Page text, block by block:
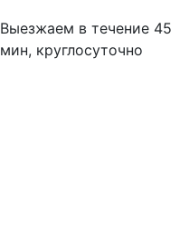
Выезжаем в течение 45
мин, круглосуточно